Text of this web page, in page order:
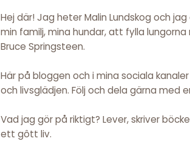
Hej där! Jag heter Malin Lundskog och
min familj, mina hundar, att fylla
Bruce Springsteen.
Här på bloggen och i mina sociala
och livsglädjen. Följ och dela gärna med
Vad jag gör på riktigt? Lever, skriver
ett gôtt liv.